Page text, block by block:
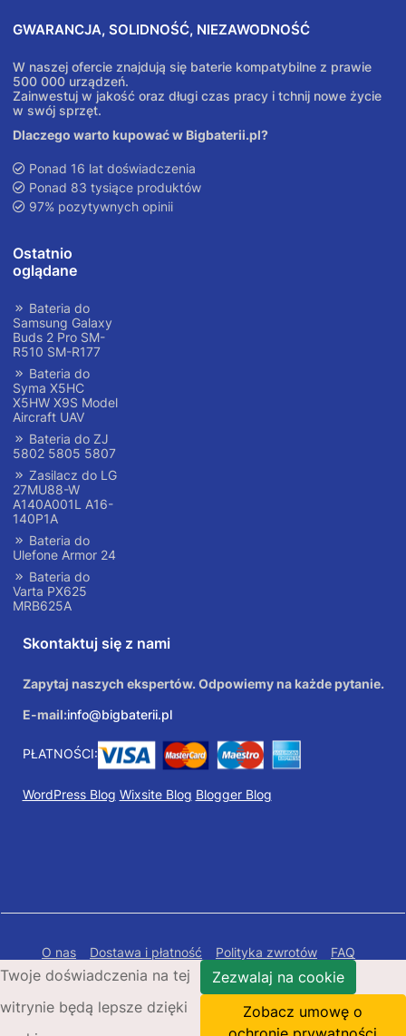
GWARANCJA, SOLIDNOŚĆ, NIEZAWODNOŚĆ
W naszej ofercie znajdują się baterie kompatybilne z prawie
500 000 urządzeń.
Zainwestuj w jakość oraz długi czas pracy i tchnij nowe życie
w swój sprzęt.
Dlaczego warto kupować w Bigbaterii.pl?
Ponad 16 lat doświadczenia
Ponad 83 tysiące produktów
97% pozytywnych opinii
Ostatnio
oglądane
Bateria do
Samsung Galaxy
Buds 2 Pro SM-
R510 SM-R177
Bateria do
Syma X5HC
X5HW X9S Model
Aircraft UAV
Bateria do ZJ
5802 5805 5807
Zasilacz do LG
27MU88-W
A140A001L A16-
140P1A
Bateria do
Ulefone Armor 24
Bateria do
Varta PX625
MRB625A
Skontaktuj się z nami
Zapytaj naszych ekspertów. Odpowiemy na każde pytanie.
E-mail:info@bigbaterii.pl
PŁATNOŚCI:
WordPress Blog Wixsite Blog Blogger Blog
O nas Dostawa i płatność Polityka zwrotów
FAQ
Polityka prywatności
Mapa Strony
Copyright © 2026 Bigbaterii.pl. Wszelkie prawa
zastrzeżone.
Twoje doświadczenia na tej
witrynie będą lepsze dzięki
Zezwalaj na cookie
Zobacz umowę o